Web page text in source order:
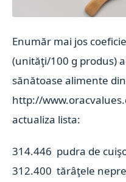
Enumăr mai jos
(unităţi/100 g produs)
sănătoase alimente
http://
actualiza lista:
314.446 pudra de
312.400 tărâţele